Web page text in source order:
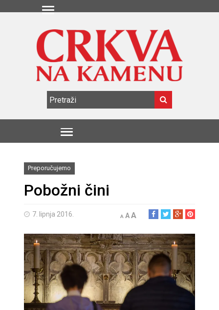
Preporučujemo
Pobožni čini
7. lipnja 2016. A AA